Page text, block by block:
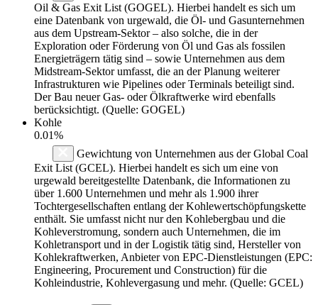
Oil & Gas Exit List (GOGEL). Hierbei handelt es sich um
eine Datenbank von urgewald, die Öl- und Gasunternehmen
aus dem Upstream-Sektor – also solche, die in der
Exploration oder Förderung von Öl und Gas als fossilen
Energieträgern tätig sind – sowie Unternehmen aus dem
Midstream-Sektor umfasst, die an der Planung weiterer
Infrastrukturen wie Pipelines oder Terminals beteiligt sind.
Der Bau neuer Gas- oder Ölkraftwerke wird ebenfalls
berücksichtigt. (Quelle: GOGEL)
Kohle
0.01%
Gewichtung von Unternehmen aus der Global Coal
Exit List (GCEL). Hierbei handelt es sich um eine von
urgewald bereitgestellte Datenbank, die Informationen zu
über 1.600 Unternehmen und mehr als 1.900 ihrer
Tochtergesellschaften entlang der Kohlewertschöpfungskette
enthält. Sie umfasst nicht nur den Kohlebergbau und die
Kohleverstromung, sondern auch Unternehmen, die im
Kohletransport und in der Logistik tätig sind, Hersteller von
Kohlekraftwerken, Anbieter von EPC-Dienstleistungen (EPC:
Engineering, Procurement und Construction) für die
Kohleindustrie, Kohlevergasung und mehr. (Quelle: GCEL)